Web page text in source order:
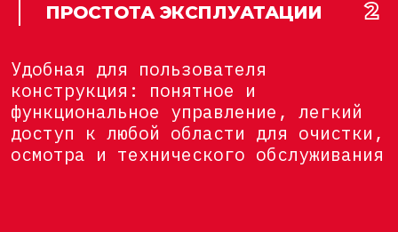
ПРОСТОТА ЭКСПЛУАТАЦИИ
Удобная для пользователя
конструкция: понятное и
функциональное управление, легкий
доступ к любой области для очистки,
осмотра и технического обслуживания